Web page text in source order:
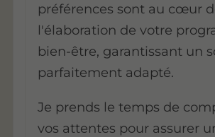
préférences sont au cœur
l'élaboration de votre
bien-être, garantissant un
parfaitement adapté.
Je prends le temps de
vos attentes pour assurer